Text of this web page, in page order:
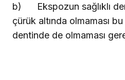
b)
Ekspozun sağlıklı
çürük altında olmaması
dentinde de olmaması